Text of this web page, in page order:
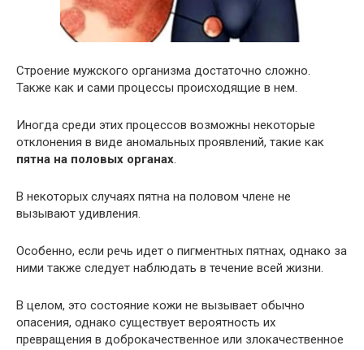
Строение мужского организма достаточно сложно.
Также как и сами процессы происходящие в нем.
Иногда среди этих процессов возможны некоторые
отклонения в виде аномальных проявлений, такие как
пятна на половых органах.
В некоторых случаях пятна на половом члене не
вызывают удивления.
Особенно, если речь идет о пигментных пятнах, однако за
ними также следует наблюдать в течение всей жизни.
В целом, это состояние кожи не вызывает обычно
опасения, однако существует вероятность их
превращения в доброкачественное или злокачественное